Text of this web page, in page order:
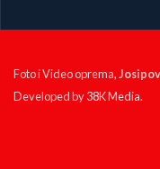
Foto i Video oprema,
Developed by38K Media.